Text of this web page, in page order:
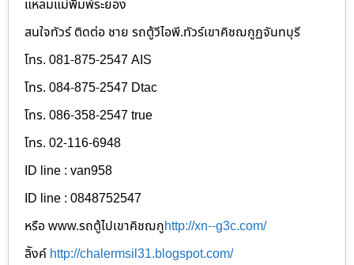
แหลมแม่พิมพ์ระยอง
สนใจทัวร์ ติดต่อ ชาย รถตู้วีไอพี.ทัวร์เขาคิชฌกูฏจันทบุรี
โทร. 081-875-2547 AIS
โทร. 084-875-2547 Dtac
โทร. 086-358-2547 true
โทร. 02-116-6948
ID line : van958
ID line : 0848752547
หรือ www.รถตู้ไปเขาคิชฌกูhttp://xn--g3c.com/
ลิังค์ http://chalermsil31.blogspot.com/